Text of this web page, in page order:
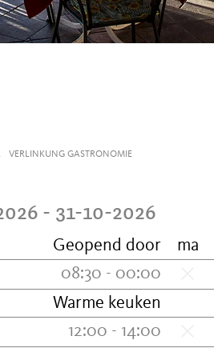
VERLINKUNG GASTRONOMIE
- 31-10-2026
Geopend door ma
08:30 - 00:00
Warme keuken
12:00 - 14:00